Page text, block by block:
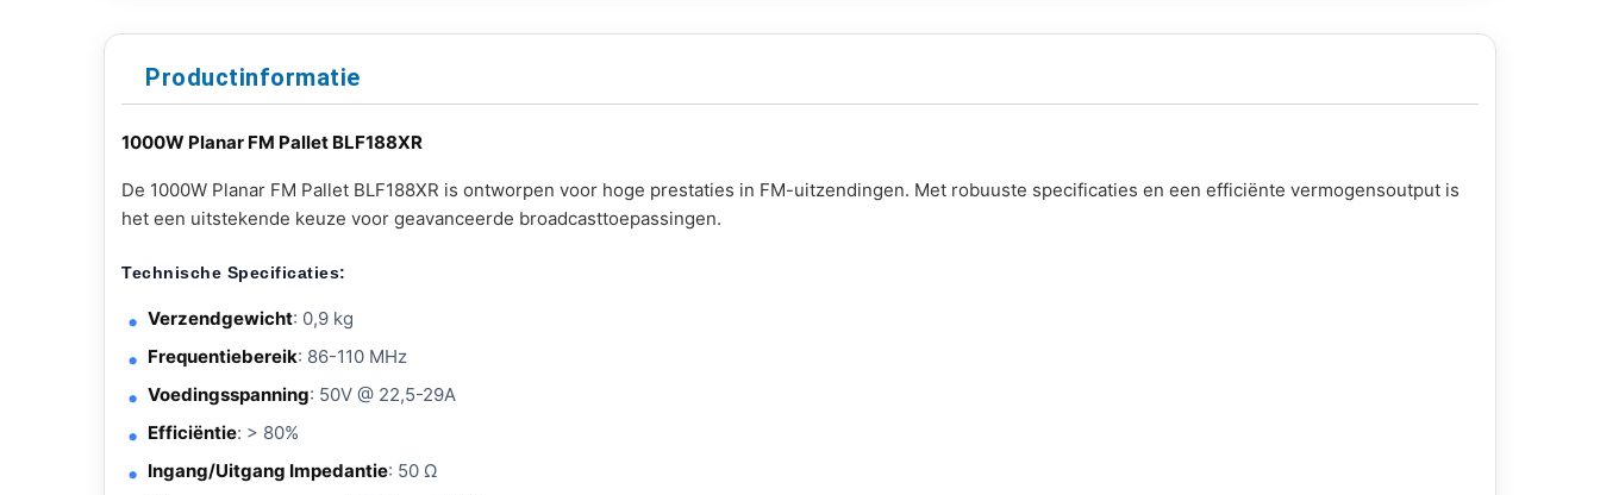
Productinformatie
1000W Planar FM Pallet BLF188XR
De 1000W Planar FM Pallet BLF188XR is ontworpen voor hoge prestaties in FM-uitzendingen. Met robuuste specificaties en een efficiënte vermogensoutput is
het een uitstekende keuze voor geavanceerde broadcasttoepassingen.
Technische Specificaties:
Verzendgewicht: 0,9 kg
Frequentiebereik: 86-110 MHz
Voedingsspanning: 50V @ 22,5-29A
Efficiëntie: > 80%
Ingang/Uitgang Impedantie: 50 Ω